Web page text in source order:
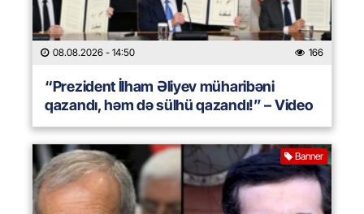
08.08.2026 - 14:50 166
“Prezident İlham Əliyev müharibəni
qazandı, həm də sülhü qazandı!” – Video
Banner